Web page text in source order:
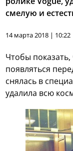
смелую и
14 марта 2018 | 10:22
Чтобы
появляться
снялась в
удалила всю